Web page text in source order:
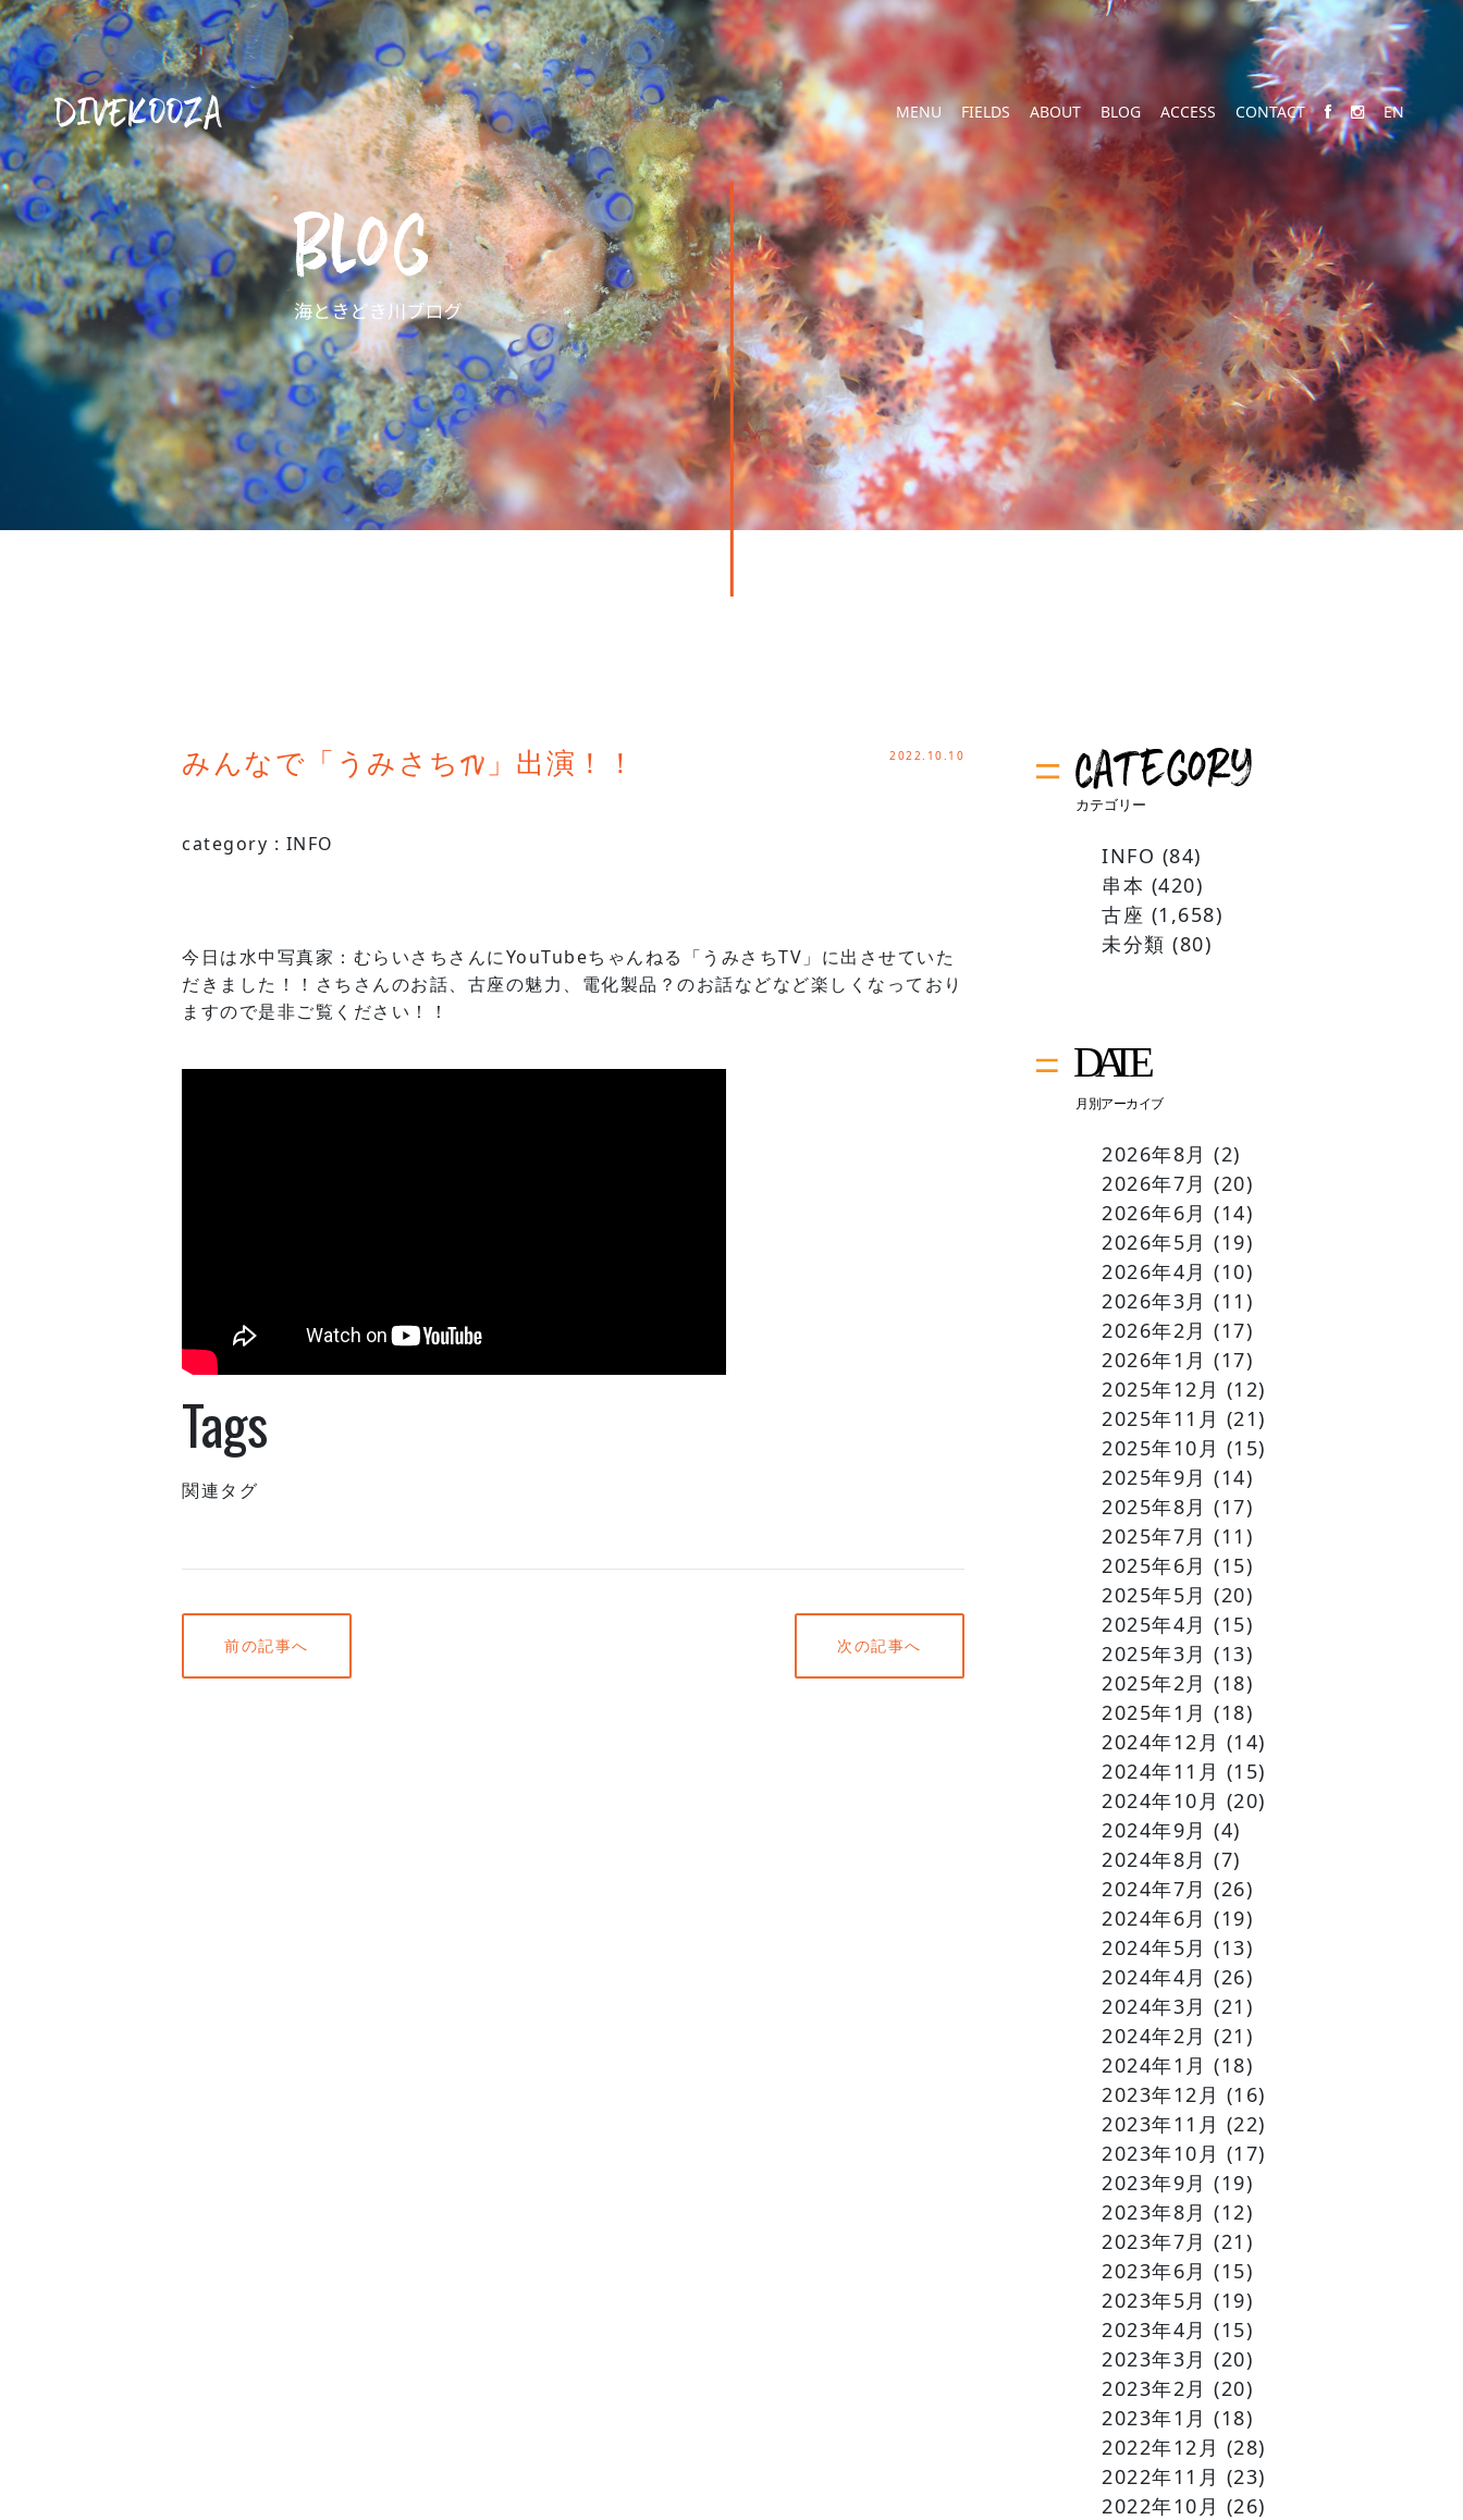
DIVEKOOZA MENU FIELDS ABOUT BLOG ACCESS CONTACT EN
みんなで「うみさちTV」出演！！ 2022.10.10
category : INFO
今日は水中写真家：むらいさちさんにYouTubeちゃんねる「うみさちTV」に出させていた
だきました！！さちさんのお話、古座の魅力、電化製品？のお話などなど楽しくなっており
ますので是非ご覧ください！！
Tags
関連タグ
前の記事へ 次の記事へ
INFO (84)
串本 (420)
古座 (1,658)
未分類 (80)
2026年8月 (2)
2026年7月 (20)
2026年6月 (14)
2026年5月 (19)
2026年4月 (10)
2026年3月 (11)
2026年2月 (17)
2026年1月 (17)
2025年12月 (12)
2025年11月 (21)
2025年10月 (15)
2025年9月 (14)
2025年8月 (17)
2025年7月 (11)
2025年6月 (15)
2025年5月 (20)
2025年4月 (15)
2025年3月 (13)
2025年2月 (18)
2025年1月 (18)
2024年12月 (14)
2024年11月 (15)
2024年10月 (20)
2024年9月 (4)
2024年8月 (7)
2024年7月 (26)
2024年6月 (19)
2024年5月 (13)
2024年4月 (26)
2024年3月 (21)
2024年2月 (21)
2024年1月 (18)
2023年12月 (16)
2023年11月 (22)
2023年10月 (17)
2023年9月 (19)
2023年8月 (12)
2023年7月 (21)
2023年6月 (15)
2023年5月 (19)
2023年4月 (15)
2023年3月 (20)
2023年2月 (20)
2023年1月 (18)
2022年12月 (28)
2022年11月 (23)
2022年10月 (26)